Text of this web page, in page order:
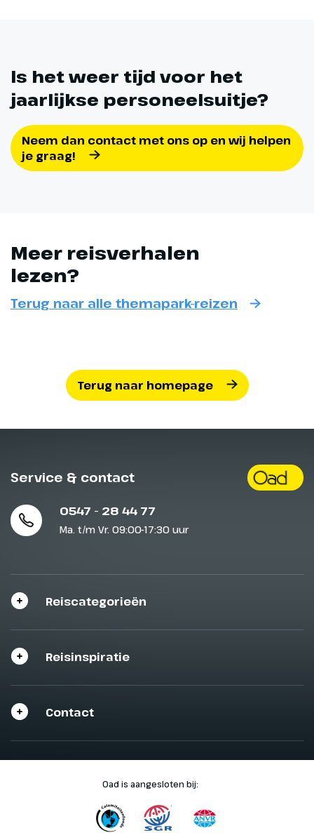
Is het weer tijd voor het
jaarlijkse personeelsuitje?
Neem dan contact met ons op en wij helpen
je graag!
Meer reisverhalen
lezen?
Terug naar alle themapark-reizen
Terug naar homepage
Service & contact
0547 - 28 44 77
Ma. t/m Vr. 09:00-17:30 uur
Reiscategorieën
Reisinspiratie
Contact
Oad is aangesloten bij: